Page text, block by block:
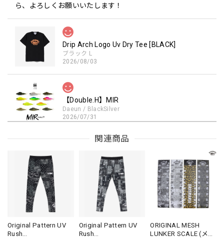
ら、よろしくお願いいたします！
Drip Arch Logo Uv Dry Tee [BLACK]
ブラック L
2026/08/03
【Double.H】MIR
Daeun / BlackSilver
2026/07/31
MIR届きました。発送まで迅速に対応して頂きありがとうご
【Seamania】Uv Rush Cool Logo Zip Parka［BLK］［LIMITED］
2026/07/30
発送も早く着心地最高！！！！ セットアップで短パンも買
えば良かった！！
関連商品
Original Pattern UV
Rush
Original Pattern UV
Rush
ORIGINAL MESH
LUNKER SCALE (メジ